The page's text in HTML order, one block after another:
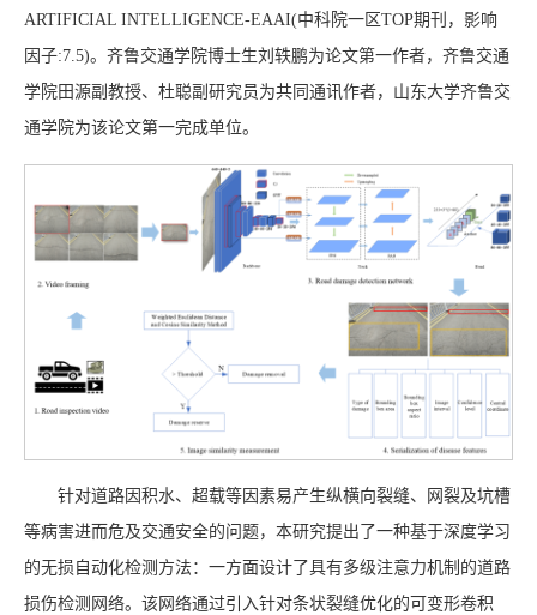
ARTIFICIAL INTELLIGENCE-EAAI(中科院一区TOP期刊，影响
因子:7.5)。齐鲁交通学院博士生刘轶鹏为论文第一作者，齐鲁交通
学院田源副教授、杜聪副研究员为共同通讯作者，山东大学齐鲁交
通学院为该论文第一完成单位。
针对道路因积水、超载等因素易产生纵横向裂缝、网裂及坑槽
等病害进而危及交通安全的问题，本研究提出了一种基于深度学习
的无损自动化检测方法：一方面设计了具有多级注意力机制的道路
损伤检测网络。该网络通过引入针对条状裂缝优化的可变形卷积